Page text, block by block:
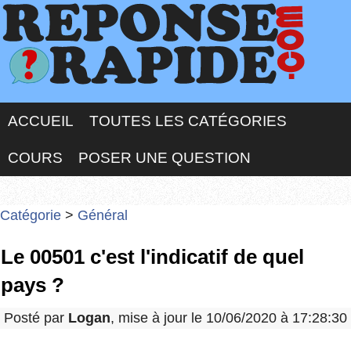
ACCUEIL TOUTES LES CATÉGORIES
COURS POSER UNE QUESTION
Catégorie > Général
Le 00501 c'est l'indicatif de quel
pays ?
Posté par Logan, mise à jour le 10/06/2020 à 17:28:30